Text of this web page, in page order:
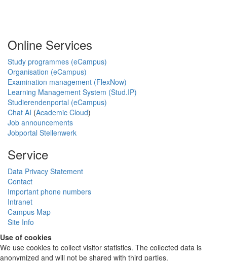
Online Services
Study programmes (eCampus)
Organisation (eCampus)
Examination management (FlexNow)
Learning Management System (Stud.IP)
Studierendenportal (eCampus)
Chat AI (Academic Cloud)
Job announcements
Jobportal Stellenwerk
Service
Data Privacy Statement
Contact
Important phone numbers
Intranet
Campus Map
Site Info
Use of cookies
We use cookies to collect visitor statistics. The collected data is
anonymized and will not be shared with third parties.